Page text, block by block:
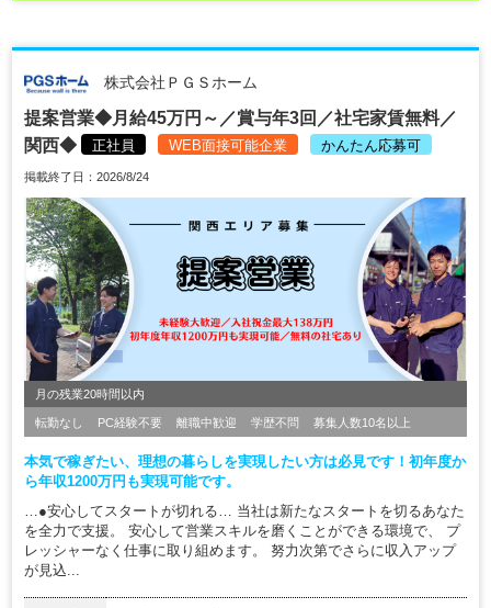
株式会社ＰＧＳホーム
提案営業◆月給45万円～／賞与年3回／社宅家賃無料／
関西◆
正社員 WEB面接可能企業 かんたん応募可
掲載終了日：2026/8/24
月の残業20時間以内
転勤なし PC経験不要 離職中歓迎 学歴不問 募集人数10名以上
本気で稼ぎたい、理想の暮らしを実現したい方は必見です！初年度か
ら年収1200万円も実現可能です。
…●安心してスタートが切れる… 当社は新たなスタートを切るあなた
を全力で支援。 安心して営業スキルを磨くことができる環境で、 プ
レッシャーなく仕事に取り組めます。 努力次第でさらに収入アップ
が見込...